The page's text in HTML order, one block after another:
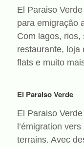
El Paraiso
para emigração
Com lagos, rios,
restaurante, loja
flats e muito
El Paraiso Verde
El Paraiso
l’émigration
terrains. Avec